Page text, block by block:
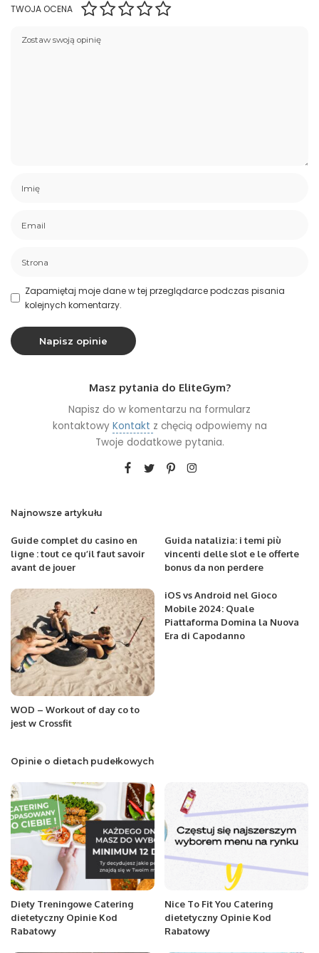
TWOJA OCENA
Zapamiętaj moje dane w tej przeglądarce podczas pisania
kolejnych komentarzy.
Masz pytania do EliteGym?
Napisz do w komentarzu na formularz
kontaktowy Kontakt z chęcią odpowiemy na
Twoje dodatkowe pytania.
Najnowsze artykułu
Guide complet du casino en
ligne : tout ce qu’il faut savoir
avant de jouer
Guida natalizia: i temi più
vincenti delle slot e le offerte
bonus da non perdere
WOD – Workout of day co to
jest w Crossfit
iOS vs Android nel Gioco
Mobile 2024: Quale
Piattaforma Domina la Nuova
Era di Capodanno
Opinie o dietach pudełkowych
Diety Treningowe Catering
dietetyczny Opinie Kod
Rabatowy
Nice To Fit You Catering
dietetyczny Opinie Kod
Rabatowy